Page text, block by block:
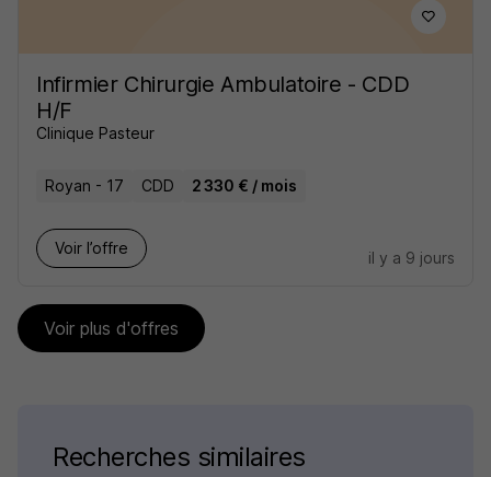
Infirmier Chirurgie Ambulatoire - CDD
H/F
Clinique Pasteur
Royan - 17 CDD 2 330 € / mois
Voir l’offre
il y a 9 jours
Voir plus d'offres
Recherches similaires